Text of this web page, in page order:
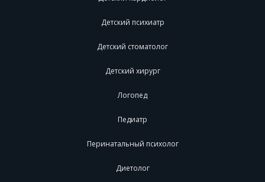
Детский психиатр
Детский стоматолог
Детский хирург
Логопед
Педиатр
Перинатальный психолог
Диетолог